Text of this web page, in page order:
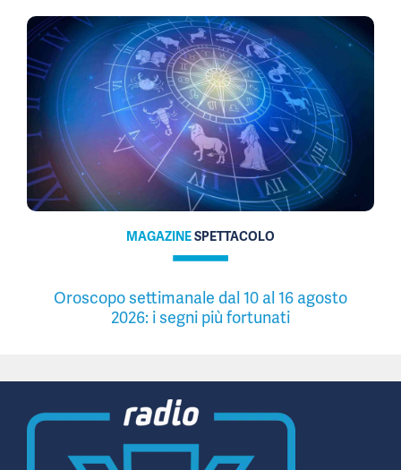
MAGAZINESPETTACOLO
Oroscopo settimanale dal 10 al 16 agosto
2026: i segni più fortunati